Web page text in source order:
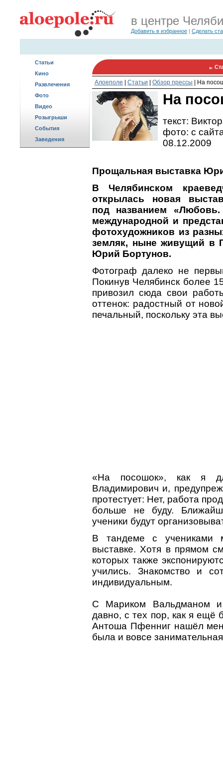
в центре
Добавить в избранное | Сделать
Статьи
Кино
Развлечения
Фото
Видео
Розыгрыши
События
Заведения
Алоеполе Статьи Обзор прессы На
На
текст:
фото: с
08.12.2009
Прощальная выставка
В Челябинском
открылась новая
под названием
международной и
фотохудожников из
земляк, ныне живущий в
Юрий Бортунов.
Фотограф далеко не
Покинув Челябинск более
привозил сюда свои
оттенок: радостный от
печальный, поскольку эта
«На посошок», как я
Владимирович и,
протестует: Нет, работа
больше не буду.
ученики будут
В тандеме с учениками
выставке. Хотя в прямом
которых также
учились. Знакомство и
индивидуальным.
С Мариком Вальдманом
давно, с тех пор, как я ещё
Антоша Пфенниг нашёл
была и вовсе